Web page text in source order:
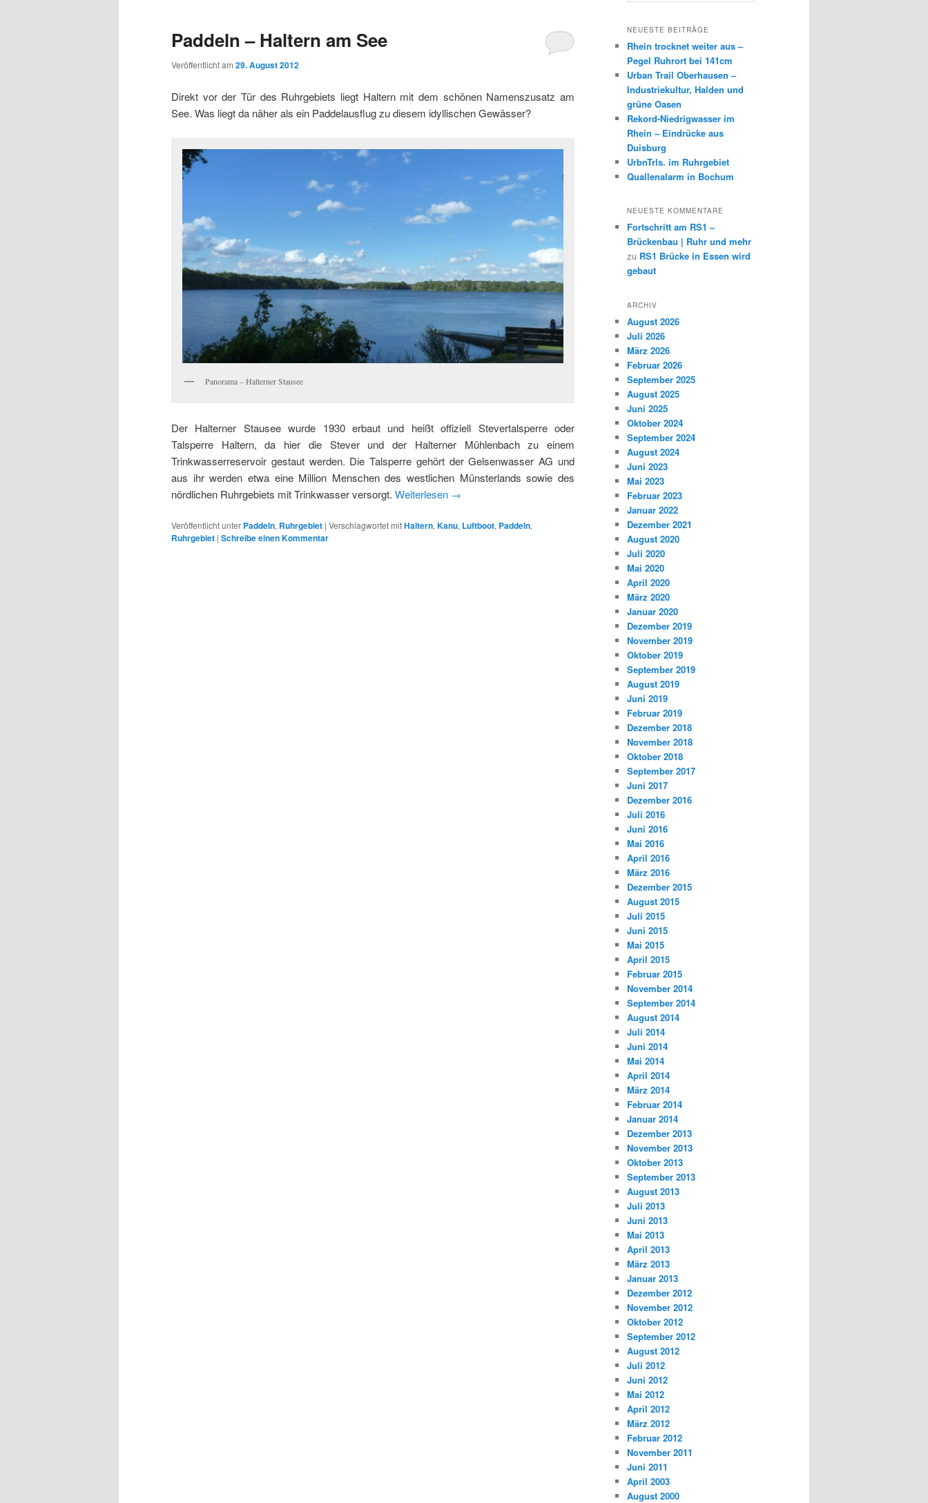
Paddeln – Haltern am See
Veröffentlicht am 29. August 2012
Direkt vor der Tür des Ruhrgebiets liegt Haltern mit dem schönen Namenszusatz am
See. Was liegt da näher als ein Paddelausflug zu diesem idyllischen Gewässer?
Panorama – Halterner Stausee
Der Halterner Stausee wurde 1930 erbaut und heißt offiziell Stevertalsperre oder
Talsperre Haltern, da hier die Stever und der Halterner Mühlenbach zu einem
Trinkwasserreservoir gestaut werden. Die Talsperre gehört der Gelsenwasser AG und
aus ihr werden etwa eine Million Menschen des westlichen Münsterlands sowie des
nördlichen Ruhrgebiets mit Trinkwasser versorgt. Weiterlesen →
Veröffentlicht unter Paddeln, Ruhrgebiet | Verschlagwortet mitHaltern, Kanu, Luftboot, Paddeln,
Ruhrgebiet | Schreibe einen Kommentar
h
n
NEUESTE BEITRÄGE
Rhein trocknet weiter aus –
Pegel Ruhrort bei 141cm
Urban Trail Oberhausen –
Industriekultur, Halden und
grüne Oasen
Rekord-Niedrigwasser im
Rhein – Eindrücke aus
Duisburg
UrbnTrls. im Ruhrgebiet
Quallenalarm in Bochum
NEUESTE KOMMENTARE
Fortschritt am RS1 –
Brückenbau | Ruhr und mehr
zu RS1 Brücke in Essen wird
gebaut
ARCHIV
August 2026
Juli 2026
März 2026
Februar 2026
September 2025
August 2025
Juni 2025
Oktober 2024
September 2024
August 2024
Juni 2023
Mai 2023
Februar 2023
Januar 2022
Dezember 2021
August 2020
Juli 2020
Mai 2020
April 2020
März 2020
Januar 2020
Dezember 2019
November 2019
Oktober 2019
September 2019
August 2019
Juni 2019
Februar 2019
Dezember 2018
November 2018
Oktober 2018
September 2017
Juni 2017
Dezember 2016
Juli 2016
Juni 2016
Mai 2016
April 2016
März 2016
Dezember 2015
August 2015
Juli 2015
Juni 2015
Mai 2015
April 2015
Februar 2015
November 2014
September 2014
August 2014
Juli 2014
Juni 2014
Mai 2014
April 2014
März 2014
Februar 2014
Januar 2014
Dezember 2013
November 2013
Oktober 2013
September 2013
August 2013
Juli 2013
Juni 2013
Mai 2013
April 2013
März 2013
Januar 2013
Dezember 2012
November 2012
Oktober 2012
September 2012
August 2012
Juli 2012
Juni 2012
Mai 2012
April 2012
März 2012
Februar 2012
November 2011
Juni 2011
April 2003
August 2000